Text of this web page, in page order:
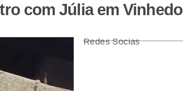
com Júlia em Vinhedo
Redes Socias